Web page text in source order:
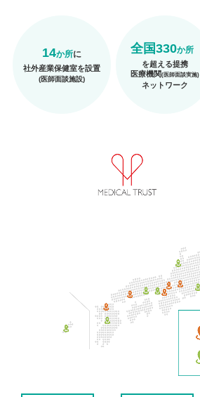
14か所に
社外産業保健室を設置
(医師面談施設)
全国330か所
を超える提携
医療機関(医師面談実施)
ネットワーク